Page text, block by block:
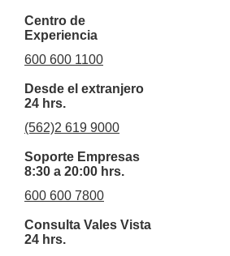
Centro de
Experiencia
600 600 1100
Desde el extranjero
24 hrs.
(562)2 619 9000
Soporte Empresas
8:30 a 20:00 hrs.
600 600 7800
Consulta Vales Vista
24 hrs.